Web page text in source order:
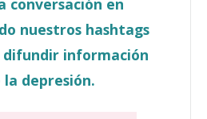
conversación en
nuestros hashtags
difundir información
la depresión.